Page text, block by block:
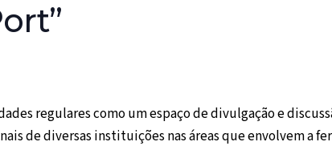
regulares como um espaço de divulgação e
de diversas instituições nas áreas que envolvem a